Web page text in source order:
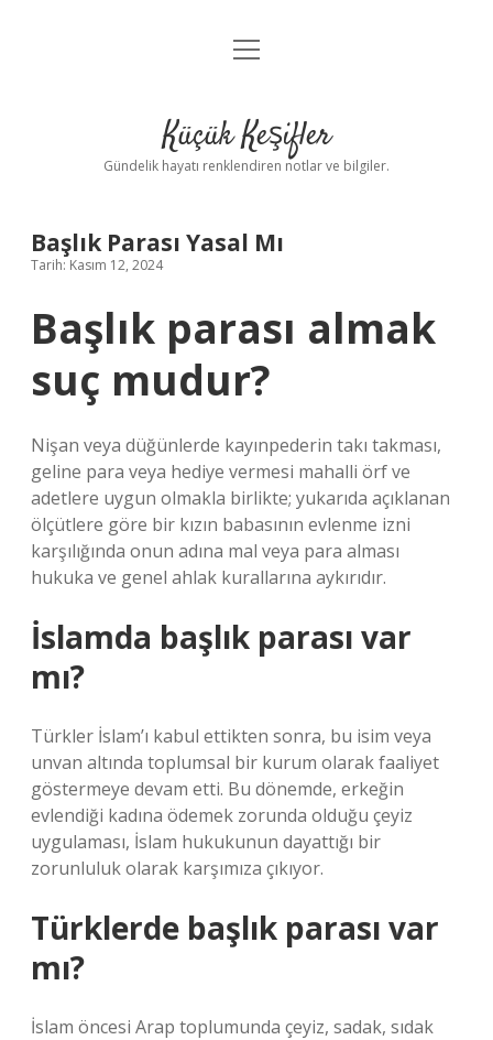
Anasayfa
Yasal Uyarı
menüyü
Küçük Keşifler
Gündelik hayatı renklendiren notlar ve bilgiler.
Başlık Parası Yasal Mı
Tarih: Kasım 12, 2024
Başlık parası almak
suç mudur?
Nişan veya düğünlerde kayınpederin takı takması,
geline para veya hediye vermesi mahalli örf ve
adetlere uygun olmakla birlikte; yukarıda açıklanan
ölçütlere göre bir kızın babasının evlenme izni
karşılığında onun adına mal veya para alması
hukuka ve genel ahlak kurallarına aykırıdır.
İslamda başlık parası var
mı?
Türkler İslam’ı kabul ettikten sonra, bu isim veya
unvan altında toplumsal bir kurum olarak faaliyet
göstermeye devam etti. Bu dönemde, erkeğin
evlendiği kadına ödemek zorunda olduğu çeyiz
uygulaması, İslam hukukunun dayattığı bir
zorunluluk olarak karşımıza çıkıyor.
Türklerde başlık parası var
mı?
İslam öncesi Arap toplumunda çeyiz, sadak, sıdak